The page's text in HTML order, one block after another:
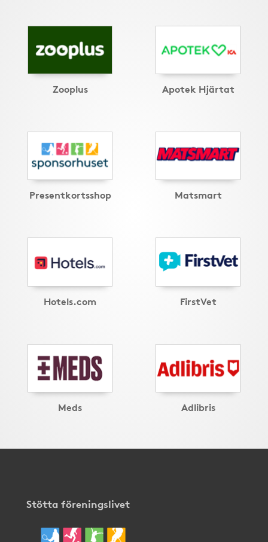
Zooplus Apotek Hjärtat
Presentkortsshop Matsmart
Hotels.com FirstVet
Meds Adlibris
Stötta föreningslivet